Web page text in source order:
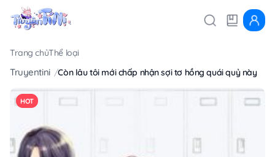
Trang chủThể loại
Truyentini Còn lâu tôi mới chấp nhận sợi tơ hồng quái quỷ này
HOT